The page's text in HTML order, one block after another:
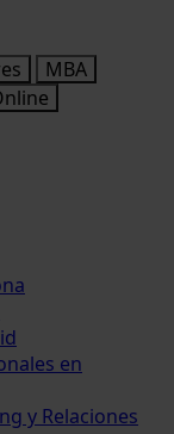
MBA
en
y Relaciones